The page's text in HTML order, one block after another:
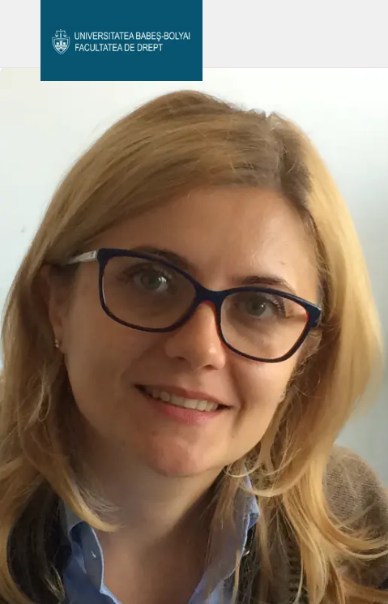
Avizier Studenți
Bibliotecă & Reviste